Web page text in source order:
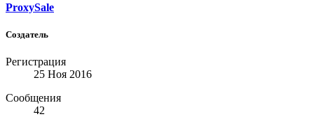
ProxySale
Создатель
Регистрация
25 Ноя 2016
Сообщения
42